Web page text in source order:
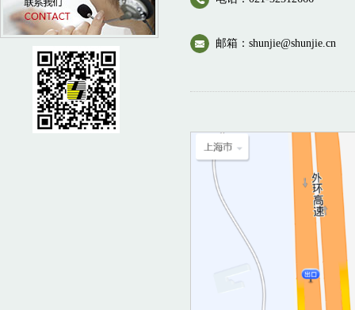
邮箱：shunjie@shunjie.cn